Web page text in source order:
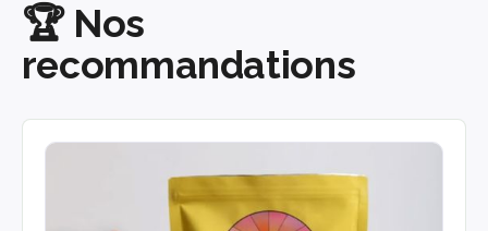
🏆Nos
recommandations